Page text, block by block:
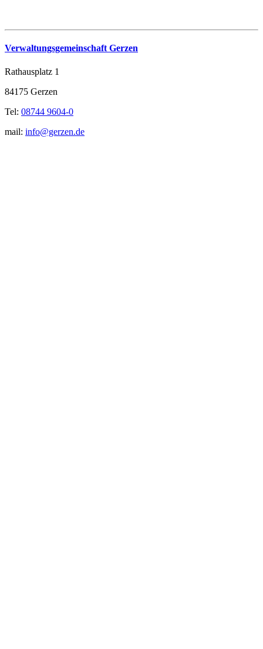
Verwaltungsgemeinschaft Gerzen
Rathausplatz 1
84175 Gerzen
Tel: 08744 9604-0
mail: info@gerzen.de